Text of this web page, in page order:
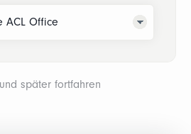
später fortfahren